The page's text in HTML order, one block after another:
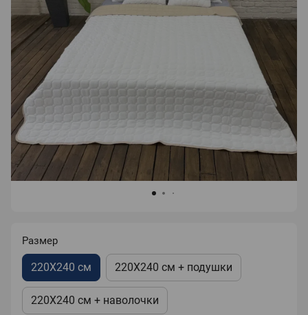
Размер
220X240 см 220X240 см + подушки
220X240 см + наволочки